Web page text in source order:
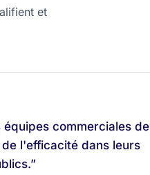
et
équipes commerciales de
l'efficacité dans leurs